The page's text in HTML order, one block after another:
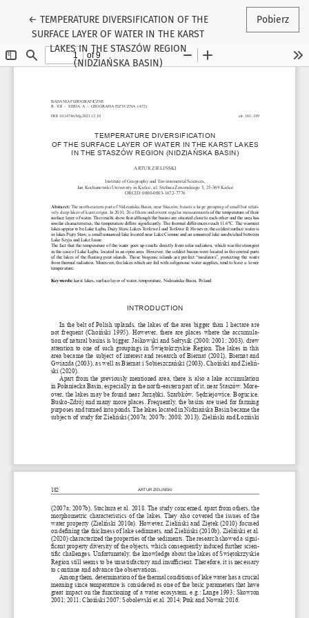
← Wróć do szczegółów artykułu
TEMPERATURE DIVERSIFICATION OF THE
SURFACE LAYER OF WATER IN THE KARST
LAKES IN THE STASZÓW REGION
(NIDZIAŃSKA BASIN)
Pobierz